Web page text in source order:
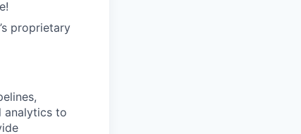
proprietary
analytics to